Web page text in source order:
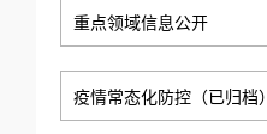
重点领域信息公开
疫情常态化防控（已归档）